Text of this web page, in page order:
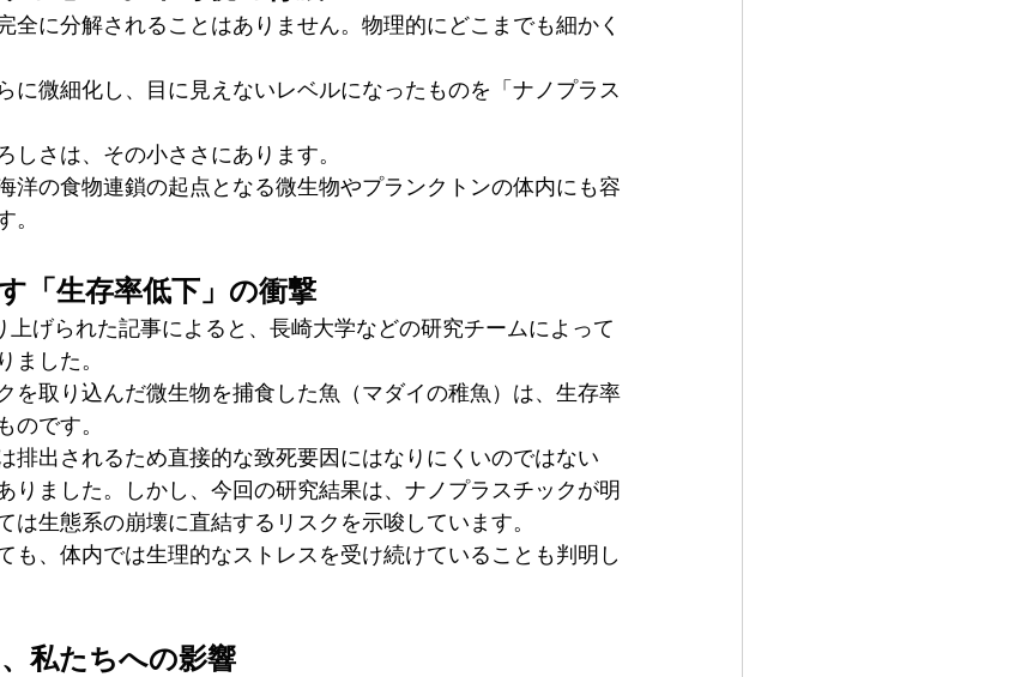
全に分解されることはありません。物理的にどこまでも細かく
に微細化し、目に見えないレベルになったものを「ナノプラス
しさは、その小ささにあります。
洋の食物連鎖の起点となる微生物やプランクトンの体内にも容
。
「生存率低下」の衝撃
上げられた記事によると、長崎大学などの研究チームによって
ました。
を取り込んだ微生物を捕食した魚（マダイの稚魚）は、生存率
のです。
排出されるため直接的な致死要因にはなりにくいのではない
りました。しかし、今回の研究結果は、ナノプラスチックが明
は生態系の崩壊に直結するリスクを示唆しています。
も、体内では生理的なストレスを受け続けていることも判明し
私たちへの影響